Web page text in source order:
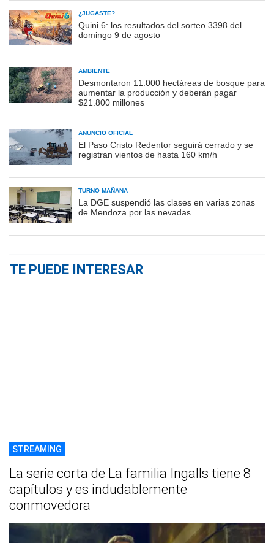
¿JUGASTE?
Quini 6: los resultados del sorteo 3398 del
domingo 9 de agosto
AMBIENTE
Desmontaron 11.000 hectáreas de bosque para
aumentar la producción y deberán pagar
$21.800 millones
ANUNCIO OFICIAL
El Paso Cristo Redentor seguirá cerrado y se
registran vientos de hasta 160 km/h
TURNO MAÑANA
La DGE suspendió las clases en varias zonas
de Mendoza por las nevadas
TE PUEDE INTERESAR
STREAMING
La serie corta de La familia Ingalls tiene 8
capítulos y es indudablemente
conmovedora